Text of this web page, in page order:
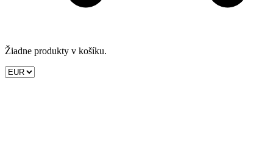
Žiadne produkty v košíku.